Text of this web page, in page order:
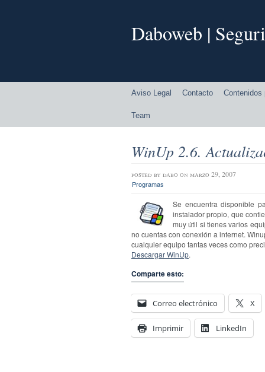
Daboweb |
Aviso Legal Contacto Contenidos
Team
WinUp 2.6.
posted by dabo on marzo 29, 2007
Programas
Se encuentra disponible
instalador propio, que
muy útil si tienes varios
no cuentas con conexión a internet.
cualquier equipo tantas veces como
Descargar WinUp.
Comparte esto:
Correo electrónico X
Imprimir LinkedIn